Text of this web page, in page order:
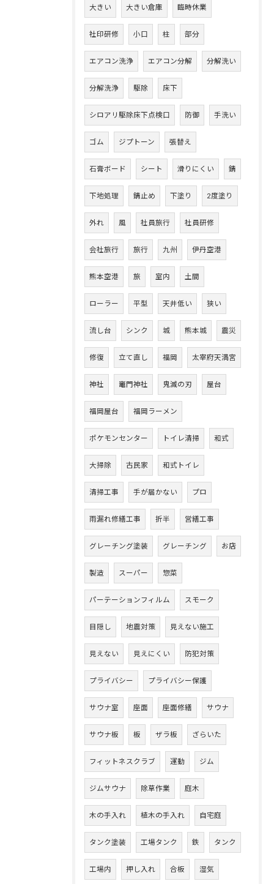
大きい 大きい倉庫 臨時休業
社印研修 小口 柱 部分
エアコン洗浄 エアコン分解 分解洗い
分解洗浄 駆除 床下
シロアリ駆除床下点検口 防御 手洗い
ゴム ジプトーン 張替え
石膏ボード シート 滑りにくい 錆
下地処理 錆止め 下塗り 2度塗り
外れ 風 社員旅行 社員研修
会社旅行 旅行 九州 伊丹空港
熊本空港 旅 室内 土間
ローラー 平型 天井低い 狭い
流し台 シンク 城 熊本城 震災
修復 立て直し 福岡 太宰府天満宮
神社 竈門神社 鬼滅の刃 屋台
福岡屋台 福岡ラーメン
ポケモンセンター トイレ清掃 和式
大掃除 古民家 和式トイレ
清掃工事 手が届かない プロ
雨漏れ修繕工事 折半 営繕工事
グレーチング塗装 グレーチング お店
製造 スーパー 惣菜
パーテーションフィルム スモーク
目隠し 地震対策 見えない施工
見えない 見えにくい 防犯対策
プライバシー プライバシー保護
サウナ室 座面 座面修繕 サウナ
サウナ板 板 ザラ板 ざらいた
フィットネスクラブ 運動 ジム
ジムサウナ 除草作業 庭木
木の手入れ 植木の手入れ 自宅庭
タンク塗装 工場タンク 鉄 タンク
工場内 押し入れ 合板 湿気